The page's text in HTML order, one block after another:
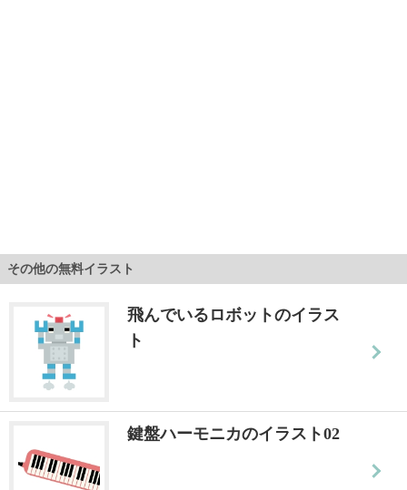
その他の無料イラスト
飛んでいるロボットのイラス
ト
鍵盤ハーモニカのイラスト02